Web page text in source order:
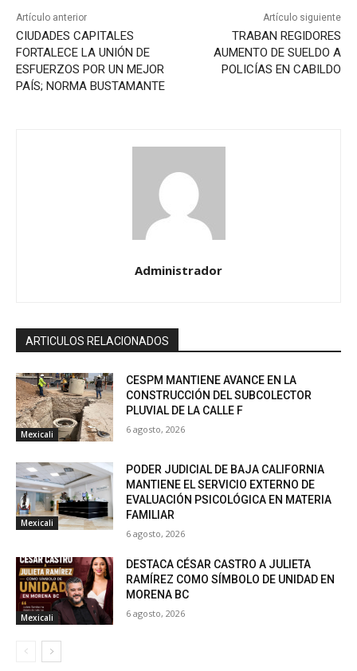
Artículo anterior
CIUDADES CAPITALES
FORTALECE LA UNIÓN DE
ESFUERZOS POR UN MEJOR
PAÍS; NORMA BUSTAMANTE
Artículo siguiente
TRABAN REGIDORES
AUMENTO DE SUELDO A
POLICÍAS EN CABILDO
Administrador
ARTICULOS RELACIONADOS
Mexicali
CESPM MANTIENE AVANCE EN LA
CONSTRUCCIÓN DEL SUBCOLECTOR
PLUVIAL DE LA CALLE F
6 agosto, 2026
Mexicali
PODER JUDICIAL DE BAJA CALIFORNIA
MANTIENE EL SERVICIO EXTERNO DE
EVALUACIÓN PSICOLÓGICA EN MATERIA
FAMILIAR
6 agosto, 2026
Mexicali
DESTACA CÉSAR CASTRO A JULIETA
RAMÍREZ COMO SÍMBOLO DE UNIDAD EN
MORENA BC
6 agosto, 2026